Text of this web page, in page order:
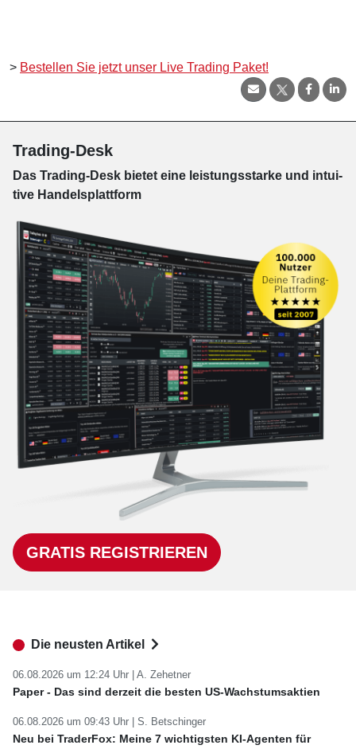
> Bestellen Sie jetzt unser Live Trading Paket!
Trading-Desk
Das Trading-Desk bie­tet eine leis­tungs­star­ke und in­tui­
tive Han­dels­platt­form
GRATIS REGISTRIEREN
Die neusten Artikel
06.08.2026 um 12:24 Uhr | A. Zehetner
Paper - Das sind derzeit die besten US-Wachstumsaktien
06.08.2026 um 09:43 Uhr | S. Betschinger
Neu bei TraderFox: Meine 7 wichtigsten KI-Agenten für